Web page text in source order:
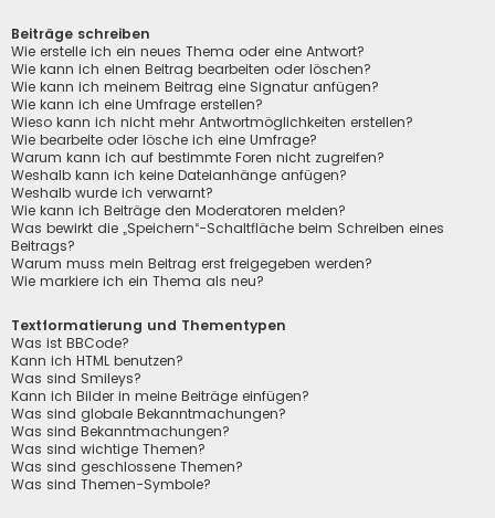
Beiträge schreiben
Wie erstelle ich ein neues Thema oder eine Antwort?
Wie kann ich einen Beitrag bearbeiten oder löschen?
Wie kann ich meinem Beitrag eine Signatur anfügen?
Wie kann ich eine Umfrage erstellen?
Wieso kann ich nicht mehr Antwortmöglichkeiten erstellen?
Wie bearbeite oder lösche ich eine Umfrage?
Warum kann ich auf bestimmte Foren nicht zugreifen?
Weshalb kann ich keine Dateianhänge anfügen?
Weshalb wurde ich verwarnt?
Wie kann ich Beiträge den Moderatoren melden?
Was bewirkt die „Speichern“-Schaltfläche beim Schreiben eines
Beitrags?
Warum muss mein Beitrag erst freigegeben werden?
Wie markiere ich ein Thema als neu?
Textformatierung und Thementypen
Was ist BBCode?
Kann ich HTML benutzen?
Was sind Smileys?
Kann ich Bilder in meine Beiträge einfügen?
Was sind globale Bekanntmachungen?
Was sind Bekanntmachungen?
Was sind wichtige Themen?
Was sind geschlossene Themen?
Was sind Themen-Symbole?